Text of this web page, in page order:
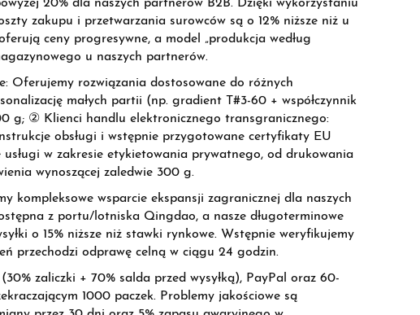
20% dla naszych partnerów B2B. Dzięki wykorzystaniu
zakupu i przetwarzania surowców są o 12% niższe niż u
ceny progresywne, a model „produkcja według
u naszych partnerów.
Oferujemy rozwiązania dostosowane do różnych
małych partii (np. gradient T#3-60 + współczynnik
g; ② Klienci handlu elektronicznego transgranicznego:
obsługi i wstępnie przygotowane certyfikaty EU
w zakresie etykietowania prywatnego, od drukowania
wynoszącej zaledwie 300 g.
kompleksowe wsparcie ekspansji zagranicznej dla naszych
z portu/lotniska Qingdao, a nasze długoterminowe
o 15% niższe niż stawki rynkowe. Wstępnie weryfikujemy
przechodzi odprawę celną w ciągu 24 godzin.
zaliczki + 70% salda przed wysyłką), PayPal oraz 60-
1000 paczek. Problemy jakościowe są